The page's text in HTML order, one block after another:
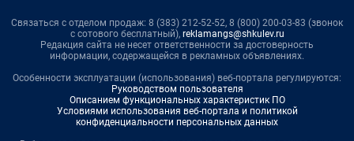
Связаться с отделом продаж: 8 (383) 212-52-52, 8 (800) 200-03-83 (звонок
с сотового бесплатный), reklamangs@shkulev.ru
Редакция сайта не несет ответственности за достоверность
информации, содержащейся в рекламных объявлениях.
Особенности эксплуатации (использования) веб-портала регулируются:
Руководством пользователя
Описанием функциональных характеристик ПО
Условиями использования веб-портала и политикой
конфиденциальности персональных данных